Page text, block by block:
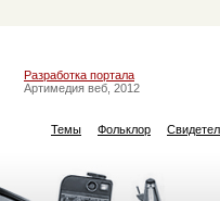
Разработка портала
Артимедия веб, 2012
Темы Фольклор